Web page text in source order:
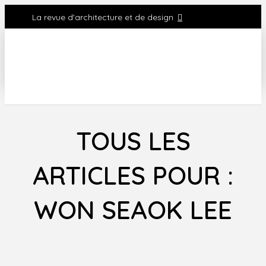
La revue d'architecture et de design
TOUS LES
ARTICLES POUR :
WON SEAOK LEE